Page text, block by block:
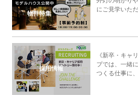
物件特集
にご見学いた
採用情報
《新卒・キャ
プでは、一緒
つくる仕事に